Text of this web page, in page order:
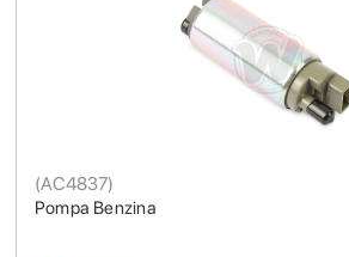
Pompa Benzina
(AC4837)